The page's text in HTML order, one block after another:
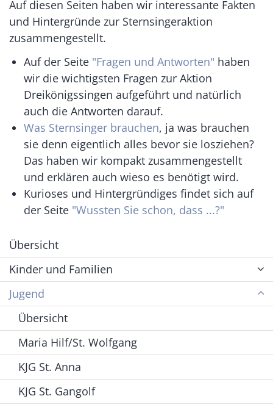
Auf diesen Seiten haben wir interessante Fakten
und Hintergründe zur Sternsingeraktion
zusammengestellt.
Auf der Seite "Fragen und Antworten" haben
wir die wichtigsten Fragen zur Aktion
Dreikönigssingen aufgeführt und natürlich
auch die Antworten darauf.
Was Sternsinger brauchen, ja was brauchen
sie denn eigentlich alles bevor sie losziehen?
Das haben wir kompakt zusammengestellt
und erklären auch wieso es benötigt wird.
Kurioses und Hintergründiges findet sich auf
der Seite "Wussten Sie schon, dass ...?"
Übersicht
Kinder und Familien
Jugend
Übersicht
Maria Hilf/St. Wolfgang
KJG St. Anna
KJG St. Gangolf